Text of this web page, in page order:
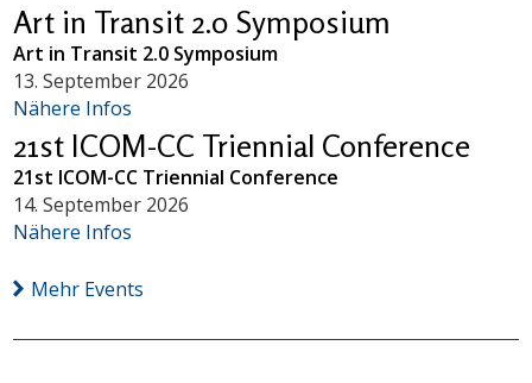
Art in Transit 2.0 Symposium
Art in Transit 2.0 Symposium
13. September 2026
Nähere Infos
21st ICOM-CC Triennial Conference
21st ICOM-CC Triennial Conference
14. September 2026
Nähere Infos
Mehr Events